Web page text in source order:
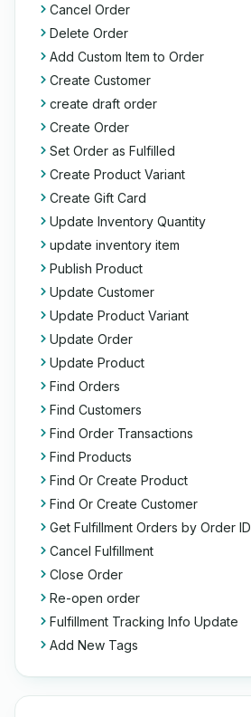
Cancel Order
Delete Order
Add Custom Item to Order
Create Customer
create draft order
Create Order
Set Order as Fulfilled
Create Product Variant
Create Gift Card
Update Inventory Quantity
update inventory item
Publish Product
Update Customer
Update Product Variant
Update Order
Update Product
Find Orders
Find Customers
Find Order Transactions
Find Products
Find Or Create Product
Find Or Create Customer
Get Fulfillment Orders by Order ID
Cancel Fulfillment
Close Order
Re-open order
Fulfillment Tracking Info Update
Add New Tags